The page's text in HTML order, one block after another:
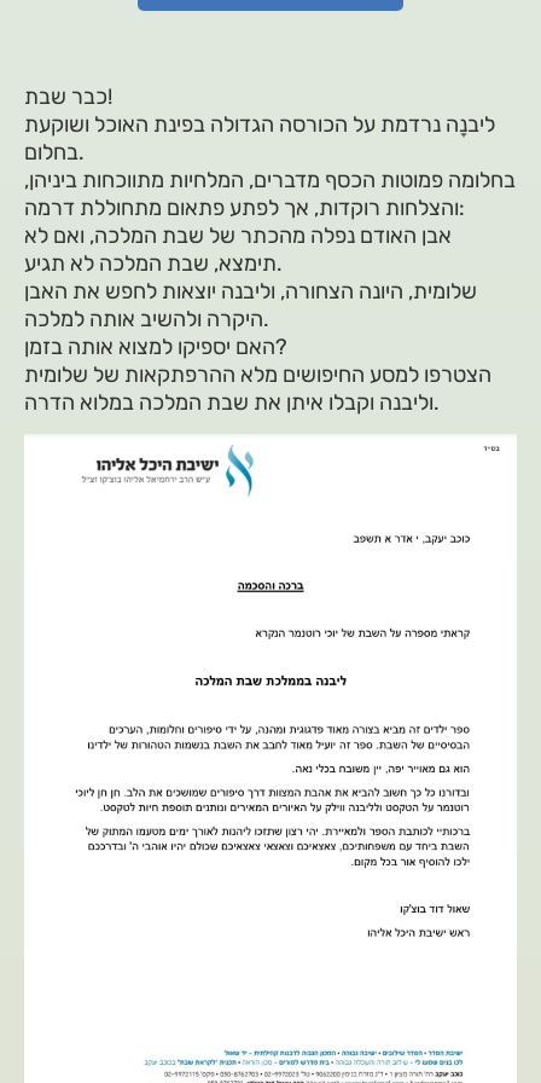
כבר שבת!
ליבנָה נרדמת על הכורסה הגדולה בפינת האוכל ושוקעת
בחלום.
בחלומה פמוטות הכסף מדברים, המלחיות מתווכחות ביניהן,
והצלחות רוקדות, אך לפתע פתאום מתחוללת דרמה:
אבן האודם נפלה מהכתר של שבת המלכה, ואם לא
תימצא, שבת המלכה לא תגיע.
שלומית, היונה הצחורה, וליבנה יוצאות לחפש את האבן
היקרה ולהשיב אותה למלכה.
האם יספיקו למצוא אותה בזמן?
הצטרפו למסע החיפושים מלא ההרפתקאות של שלומית
וליבנה וקבלו איתן את שבת המלכה במלוא הדרה.